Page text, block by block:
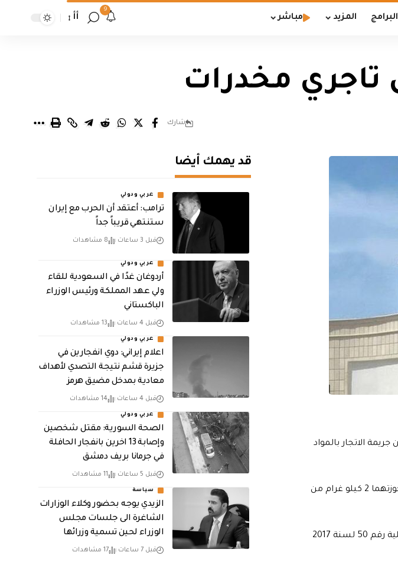
البرامج المزيد مباشر
9
أأ
تاجري مخدرات
شارك
الاتجار بالمواد
وأوضح المركز الإعلامي لمجلس القضاء الأعلى في بيان تلقته الرشيد، أن “المدانين ضبطت بحوزتهما 2 كيلو غرام من
قد يهمك أيضا
عربي ودولي
‏ترامب: أعتقد أن الحرب مع إيران
ستنتهي قريباً جداً
قبل 3 ساعات 8 مشاهدات
عربي ودولي
أردوغان غدًا في السعودية للقاء
ولي عهد المملكة ورئيس الوزراء
الباكستاني
قبل 4 ساعات 13 مشاهدات
عربي ودولي
اعلام إيراني: دوي انفجارين في
جزيرة قشم نتيجة التصدي لأهداف
معادية بمدخل مضيق هرمز
قبل 4 ساعات 14 مشاهدات
عربي ودولي
الصحة السورية: مقتل شخصين
وإصابة 13 اخرين بانفجار الحافلة
في جرمانا بريف دمشق
قبل 5 ساعات 11 مشاهدات
سياسة
الزيدي يوجه بحضور وكلاء الوزارات
الشاغرة الى جلسات مجلس
الوزراء لحين تسمية وزرائها
قبل 7 ساعات 17 مشاهدات